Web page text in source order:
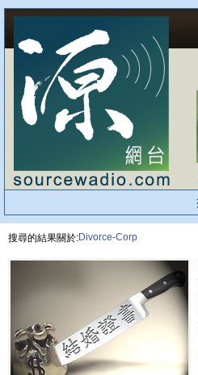
搜尋的結果關於:Divorce-Corp